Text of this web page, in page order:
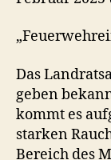
Das
geben
kommt es
starken
Bereich des